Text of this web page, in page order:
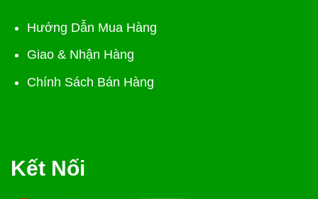
Hướng Dẫn Mua Hàng
Giao & Nhận Hàng
Chính Sách Bán Hàng
Kết Nối